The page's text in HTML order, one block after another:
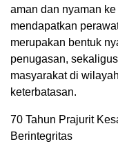
aman dan nyaman
mendapatkan
merupakan bentuk
penugasan,
masyarakat di
keterbatasan.
70 Tahun Prajurit
Berintegritas